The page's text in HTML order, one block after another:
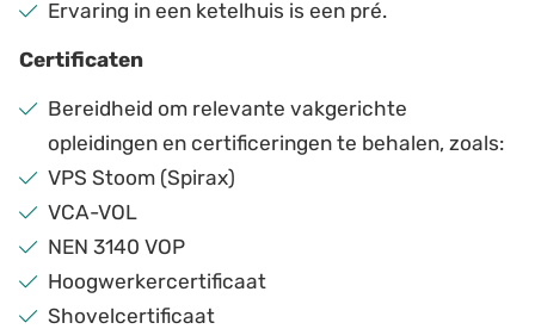
Ervaring in een ketelhuis is een pré.
Certificaten
Bereidheid om relevante vakgerichte
opleidingen en certificeringen te behalen, zoals:
VPS Stoom (Spirax)
VCA-VOL
NEN 3140 VOP
Hoogwerkercertificaat
Shovelcertificaat